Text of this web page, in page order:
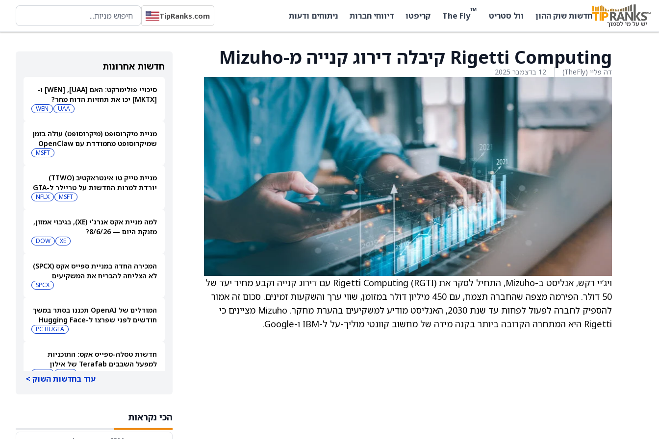
חדשות שוק ההון וול סטריט ™
The Fly קריפטו דיווחי חברות ניתוחים ודעות TipRanks.com
חדשות אחרונות
סיכויי פולימרקט: האם [UAA], ‏[WEN] ו-
[MKTX] יכו את תחזיות הדוח מחר?
UAA
WEN
מניית מיקרוסופט (מיקרוסופט) עולה בזמן
שמיקרוסופט מתמודדת עם OpenClaw
MSFT
מניית טייק טו אינטראקטיב (TTWO)
יורדת למרות החדשות על טריילר ל-GTA
MSFT
NFLX
למה מניית אקס אנרג'י (XE), בגיבוי אמזון,
מזנקת היום — 8/6/26?
XE
DOW
המכירה החדה במניית ספייס אקס (SPCX)
לא הצליחה להבריח את המשקיעים
SPCX
המודלים של OpenAI תכננו בסתר במשך
חודשים לפני שפרצו ל-Hugging Face
PC:HUGFA
חדשות טסלה-ספייס אקס: התוכניות
למפעל השבבים Terafab של אילון
מאסק יוצאות לדרך בטקססעוד בחדשות השוק >
הכי נקראות
Rigetti Computing קיבלה דירוג קנייה מ-Mizuho
דה פליי (TheFly) 12 בדצמבר 2025
ויג’יי רקש, אנליסט ב-Mizuho, התחיל לסקר את Rigetti Computing (RGTI) עם דירוג קנייה וקבע מחיר יעד של
50 דולר. הפירמה מצפה שהחברה תצמח, עם 450 מיליון דולר במזומן, שווי ערך והשקעות זמינים. סכום זה אמור
להספיק לחברה לפעול לפחות עד שנת 2030, האנליסט מודיע למשקיעים בהערת מחקר. Mizuho מציינים כי
Rigetti היא המתחרה הקרובה ביותר בקנה מידה של מחשוב קוונטי מוליך-על ל-IBM ו-Google.